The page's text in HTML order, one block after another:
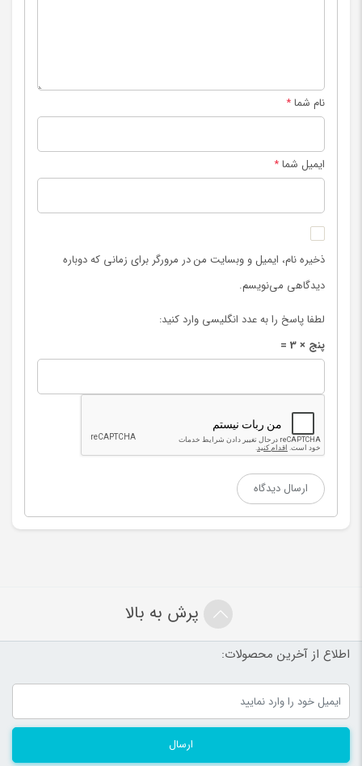
نام شما*
ایمیل شما*
ذخیره نام، ایمیل و وبسایت من در مرورگر برای زمانی که دوباره
دیدگاهی می‌نویسم.
لطفا پاسخ را به عدد انگلیسی وارد کنید:
پنج × 3 =
پرش به بالا
اطلاع از آخرین محصولات:
ارسال